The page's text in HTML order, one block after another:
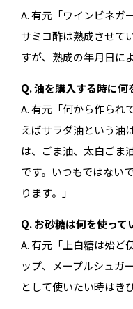
A. 有元「ワインビネガ
サミコ酢は熟成させて
すが、熟成の年月日に
Q. 油を購入する時に何
A. 有元「何から作られ
えばサラダ油という油
は、ごま油、太白ごま
です。いつもではない
ります。」
Q. お砂糖は何を使って
A. 有元「上白糖は殆ど
ップ、メープルシュガ
として使いたい時はき